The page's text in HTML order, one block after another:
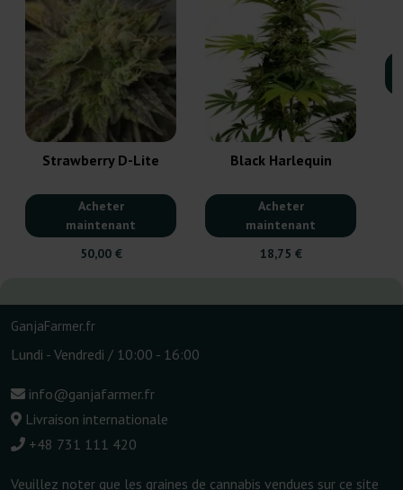
Strawberry D-Lite
Acheter
maintenant
50,00 €
Black Harlequin
Acheter
maintenant
18,75 €
GanjaFarmer.fr
Lundi - Vendredi / 10:00 - 16:00
info@ganjafarmer.fr
Livraison internationale
+48 731 111 420
Veuillez noter que les graines de cannabis vendues sur ce site